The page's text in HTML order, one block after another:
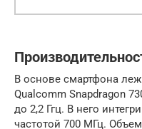
В основе смартфона
Qualcomm Snapdragon
до 2,2 Ггц. В него
частотой 700 МГц.